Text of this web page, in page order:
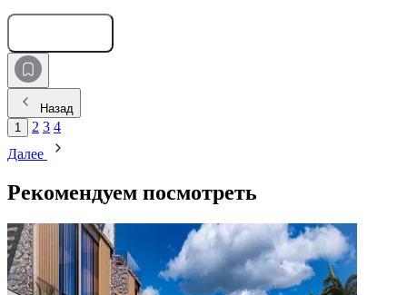
Назад
1
2 3 4
Далее
Рекомендуем посмотреть